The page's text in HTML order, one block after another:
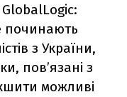
GlobalLogic:
починають
з України,
повʼязані з
можливі